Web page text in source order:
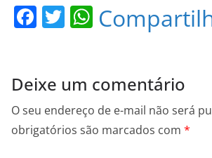
F
e
b
o
T
er
W
s
A
p
Deixe um comentário
O seu endereço de e-mail não será
obrigatórios são marcados com *